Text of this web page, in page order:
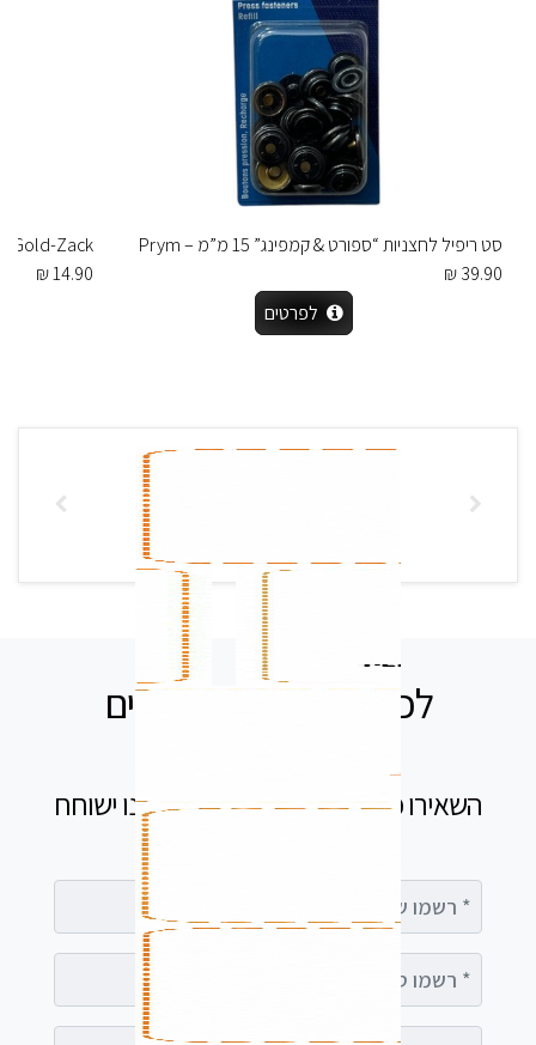
סט ריפיל לחצניות “ספורט & קמפינג” 15 מ”מ – Prym
39.90 ₪
לפרטים
Gold-Zack רצועת גב נמוך לחזייה – 20 מ״מ
14.90 ₪
לכל שאלה אנחנו זמינים
השאירו פרטים בטופס ומיד נציג שלנו ישוחח
רשמו אימייל (אופציונלי)